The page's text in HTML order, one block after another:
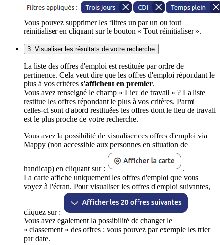
Vous pouvez supprimer les filtres un par un ou tout
réinitialiser en cliquant sur le bouton « Tout réinitialiser ».
3. Visualiser les résultats de votre recherche
La liste des offres d'emploi est restituée par ordre de
pertinence. Cela veut dire que les offres d'emploi répondant le
plus à vos critères s'affichent en premier.
Vous avez renseigné le champ « Lieu de travail » ? La liste
restitue les offres répondant le plus à vos critères. Parmi
celles-ci sont d'abord restituées les offres dont le lieu de travail
est le plus proche de votre recherche.
Vous avez la possibilité de visualiser ces offres d'emploi via
Mappy (non accessible aux personnes en situation de
handicap) en cliquant sur :
.
La carte affiche uniquement les offres d'emploi que vous
voyez à l'écran. Pour visualiser les offres d'emploi suivantes,
cliquez sur :
Vous avez également la possibilité de changer le
« classement » des offres : vous pouvez par exemple les trier
par date.